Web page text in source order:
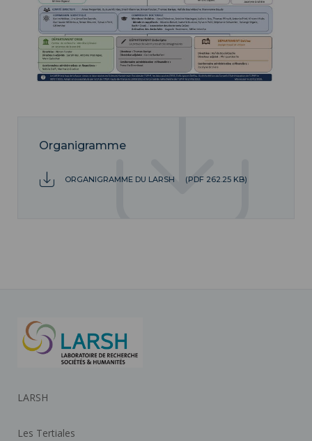
Organigramme
ORGANIGRAMME DU LARSH (PDF 262.25 KB)
LARSH
Les Tertiales